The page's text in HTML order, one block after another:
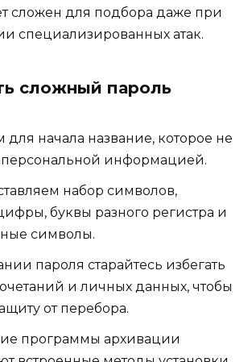
сложен для подбора даже при
специализированных атак.
сложный пароль
начала название, которое не
персональной информацией.
набор символов,
буквы разного регистра и
символы.
пароля старайтесь избегать
и личных данных, чтобы
от перебора.
программы архивации